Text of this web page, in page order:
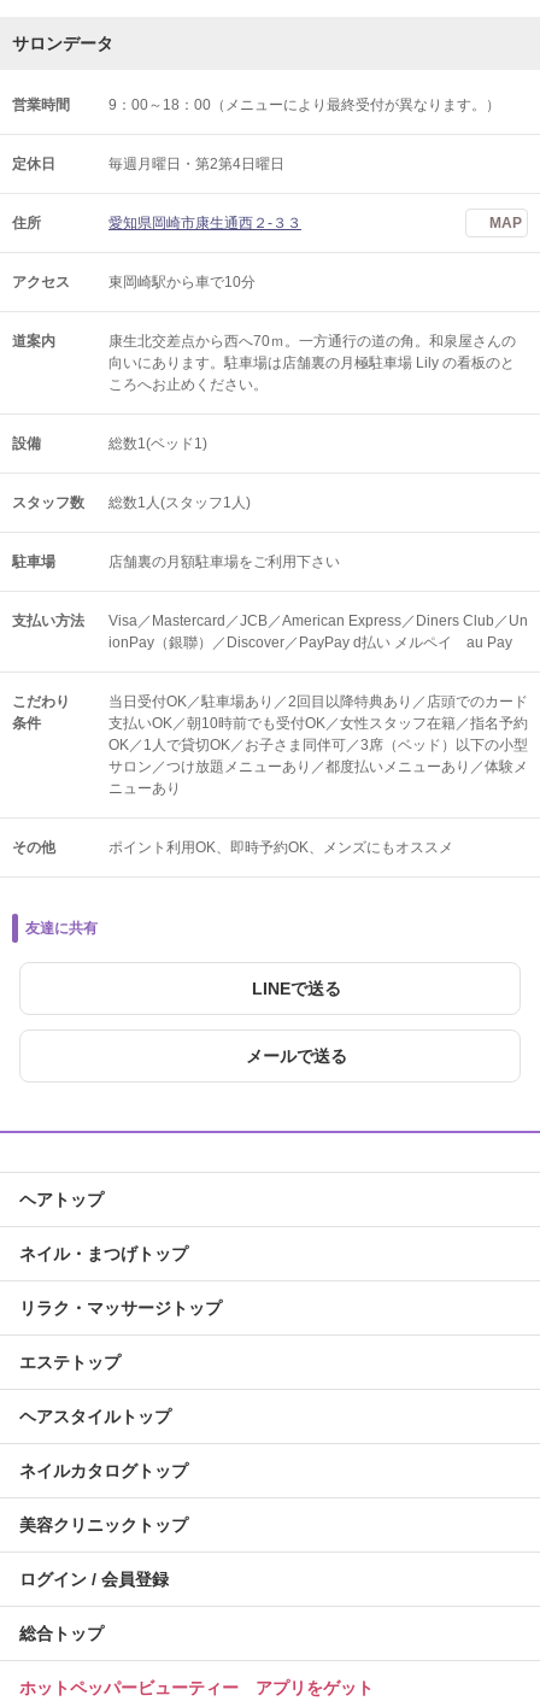
サロンデータ
営業時間 9：00～18：00（メニューにより最終受付が異なります。）
定休日 毎週月曜日・第2第4日曜日
住所 愛知県岡崎市康生通西２-３３ MAP
アクセス 東岡崎駅から車で10分
道案内
康生北交差点から西へ70ｍ。一方通行の道の角。和泉屋さんの
向いにあります。駐車場は店舗裏の月極駐車場 Lily の看板のと
ころへお止めください。
設備 総数1(ベッド1)
スタッフ数 総数1人(スタッフ1人)
駐車場 店舗裏の月額駐車場をご利用下さい
支払い方法
Visa／Mastercard／JCB／American Express／Diners Club／Un
ionPay（銀聯）／Discover／PayPay d払い メルペイ au Pay
こだわり
条件
当日受付OK／駐車場あり／2回目以降特典あり／店頭でのカード
支払いOK／朝10時前でも受付OK／女性スタッフ在籍／指名予約
OK／1人で貸切OK／お子さま同伴可／3席（ベッド）以下の小型
サロン／つけ放題メニューあり／都度払いメニューあり／体験メ
ニューあり
その他 ポイント利用OK 即時予約OK メンズにもオススメ
友達に共有
LINEで送る
メールで送る
ヘアトップ
ネイル・まつげトップ
リラク・マッサージトップ
エステトップ
ヘアスタイルトップ
ネイルカタログトップ
美容クリニックトップ
ログイン / 会員登録
総合トップ
ホットペッパービューティー アプリをゲット